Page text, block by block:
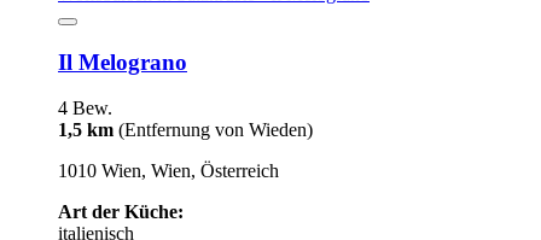
Il Melograno
4 Bew.
1,5 km (Entfernung von Wieden)
1010 Wien, Wien, Österreich
Art der Küche:
italienisch